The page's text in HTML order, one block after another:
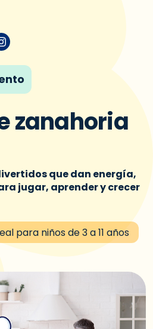
zanahoria
que dan energía,
jugar, aprender y crecer
para niños de 3 a 11 años